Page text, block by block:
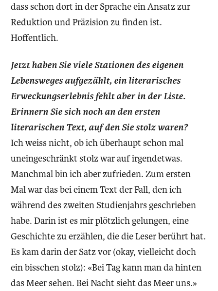
dass schon dort in der Sprache ein Ansatz zur
Reduktion und Präzision zu finden ist.
Hoffentlich.
Jetzt haben Sie viele Stationen des eigenen
Lebensweges aufgezählt, ein literarisches
Erweckungserlebnis fehlt aber in der Liste.
Erinnern Sie sich noch an den ersten
literarischen Text, auf den Sie stolz waren?
Ich weiss nicht, ob ich überhaupt schon mal
uneingeschränkt stolz war auf irgendetwas.
Manchmal bin ich aber zufrieden. Zum ersten
Mal war das bei einem Text der Fall, den ich
während des zweiten Studienjahrs geschrieben
habe. Darin ist es mir plötzlich gelungen, eine
Geschichte zu erzählen, die die Leser berührt hat.
Es kam darin der Satz vor (okay, vielleicht doch
ein bisschen stolz): «Bei Tag kann man da hinten
das Meer sehen. Bei Nacht sieht das Meer uns.»